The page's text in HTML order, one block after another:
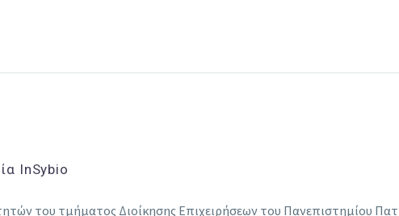
InSybio
του τμήματος Διοίκησης Επιχειρήσεων του Πανεπιστημίου